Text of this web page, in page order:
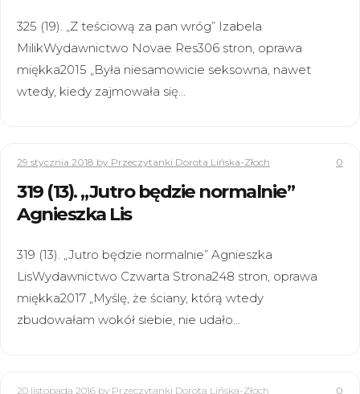
325 (19). „Z teściową za pan wróg” Izabela
MilikWydawnictwo Novae Res306 stron, oprawa
miękka2015 „Była niesamowicie seksowna, nawet
wtedy, kiedy zajmowała się…
29 stycznia 2018 by Przeczytanki Dorota Lińska-Złoch 0
319 (13). „Jutro będzie normalnie”
Agnieszka Lis
319 (13). „Jutro będzie normalnie” Agnieszka
LisWydawnictwo Czwarta Strona248 stron, oprawa
miękka2017 „Myślę, że ściany, którą wtedy
zbudowałam wokół siebie, nie udało…
20 listopada 2016 by Przeczytanki Dorota Lińska-Złoch 0